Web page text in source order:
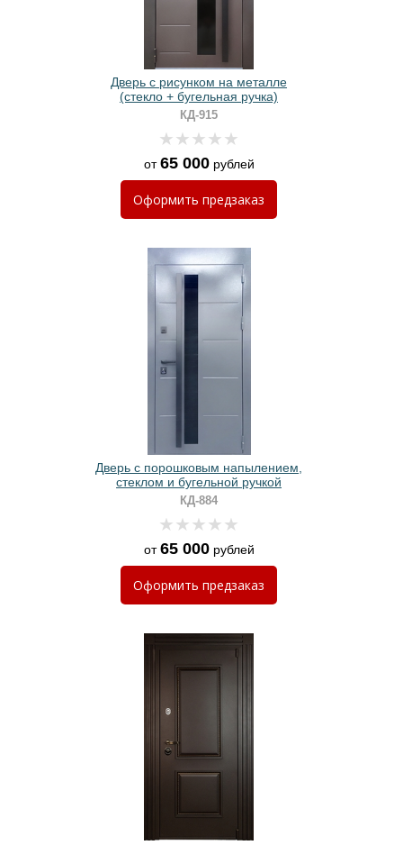
Дверь с рисунком на металле
(стекло + бугельная ручка)
КД-915
от65 000рублей
Оформить предзаказ
Дверь с порошковым напылением,
стеклом и бугельной ручкой
КД-884
от65 000рублей
Оформить предзаказ